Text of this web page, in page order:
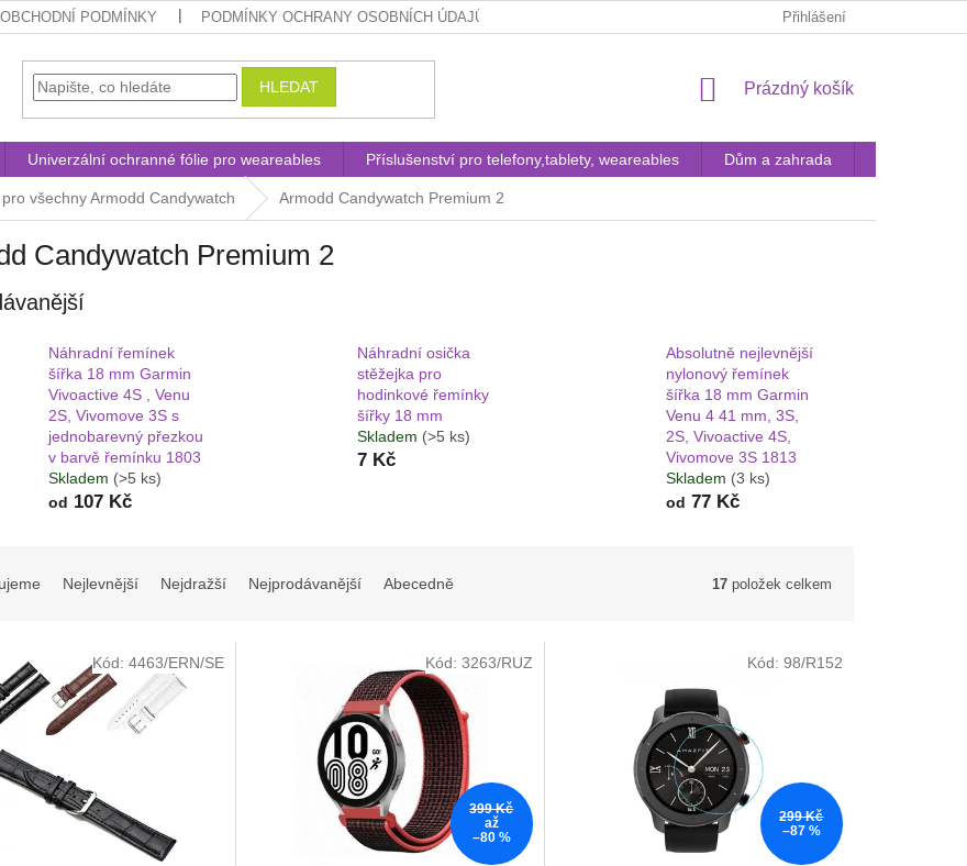
OBCHODNÍ PODMÍNKY PODMÍNKY OCHRANY OSOBNÍCH ÚDAJŮ POUČENÍ ZÁKAZNÍKA O
Přihlášení
HLEDAT
NÁKUPNÍ
Prázdný košík
Univerzální ochranné fólie pro weareables Příslušenství pro telefony,tablety, weareables Dům a zahrada
všechny Armodd Candywatch Armodd Candywatch Premium 2
Candywatch Premium 2
Náhradní řemínek
šířka 18 mm Garmin
Vivoactive 4S , Venu
2S, Vivomove 3S s
jednobarevný přezkou
v barvě řemínku 1803
Skladem (>5 ks)
od 107 Kč
Náhradní osička
stěžejka pro
hodinkové řemínky
šířky 18 mm
Skladem (>5 ks)
7 Kč
Absolutně nejlevnější
nylonový řemínek
šířka 18 mm Garmin
Venu 4 41 mm, 3S,
2S, Vivoactive 4S,
Vivomove 3S 1813
Skladem (3 ks)
od 77 Kč
Nejlevnější Nejdražší Nejprodávanější Abecedně 17 položek celkem
Kód: 4463/ERN/SE
399 Kč
až
–80 %
Kód: 3263/RUZ
299 Kč
–87 %
Kód: 98/R152